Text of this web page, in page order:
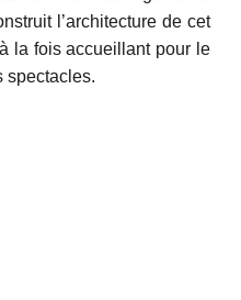
l’architecture de cet
la fois accueillant pour le
spectacles.